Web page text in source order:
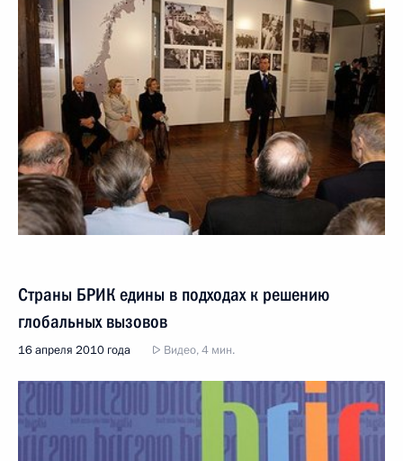
Страны БРИК едины в подходах к решению
глобальных вызовов
16 апреля 2010 года Видео, 4 мин.